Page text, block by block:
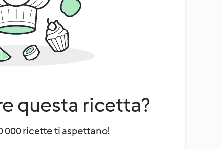
questa ricetta?
000 ricette ti aspettano!